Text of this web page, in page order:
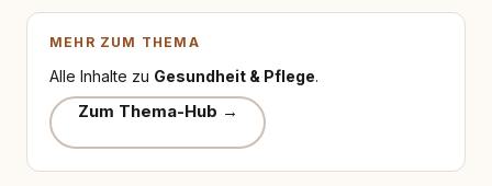
MEHR ZUM THEMA
Alle Inhalte zu Gesundheit & Pflege.
Zum Thema-Hub →